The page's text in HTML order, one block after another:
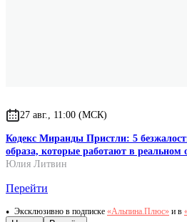
27 авг., 11:00 (МСК)
Кодекс Миранды Пристли: 5
образа, которые работают в реальном
Юлия Литвин
Перейти
Эксклюзивно в подписке «Альпина.Плюс» и в